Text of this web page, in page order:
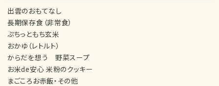
出雲のおもてなし
長期保存食（非常食）
ぷちっともち玄米
おかゆ（レトルト）
からだを想う 野菜スープ
お米de安心 米粉のクッキー
まごころお赤飯・その他